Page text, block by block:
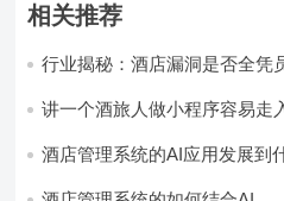
相关推荐
行业揭秘：酒店漏洞是否全凭
讲一个酒旅人做小程序容易走
酒店管理系统的AI应用发展到